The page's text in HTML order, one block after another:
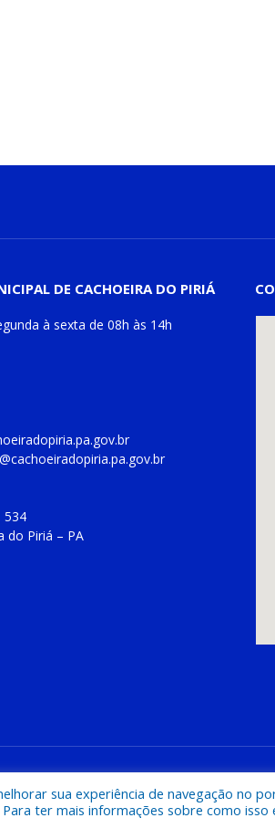
DE CACHOEIRA DO PIRIÁ
à sexta de 08h às 14h
534
do Piriá – PA
sua experiência de navegação no
ter mais informações sobre como isso